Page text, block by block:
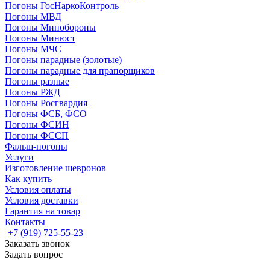
Погоны ГосНаркоКонтроль
Погоны МВД
Погоны Минобороны
Погоны Минюст
Погоны МЧС
Погоны парадные (золотые)
Погоны парадные для прапорщиков
Погоны разные
Погоны РЖД
Погоны Росгвардия
Погоны ФСБ, ФСО
Погоны ФСИН
Погоны ФССП
Фальш-погоны
Услуги
Изготовление шевронов
Как купить
Условия оплаты
Условия доставки
Гарантия на товар
Контакты
+7 (919) 725-55-23
Заказать звонок
Задать вопрос